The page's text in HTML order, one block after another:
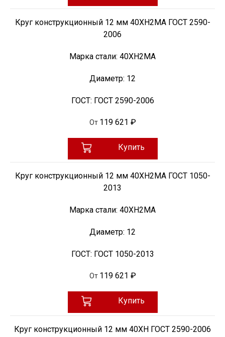
Круг конструкционный 12 мм 40ХН2МА ГОСТ 2590-
2006
Марка стали: 40ХН2МА
Диаметр: 12
ГОСТ: ГОСТ 2590-2006
От 119 621 ₽
Купить
Круг конструкционный 12 мм 40ХН2МА ГОСТ 1050-
2013
Марка стали: 40ХН2МА
Диаметр: 12
ГОСТ: ГОСТ 1050-2013
От 119 621 ₽
Купить
Круг конструкционный 12 мм 40ХН ГОСТ 2590-2006